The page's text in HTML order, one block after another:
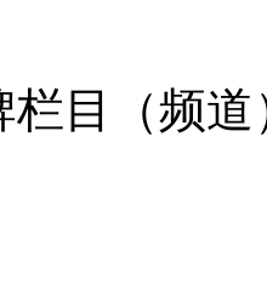
栏目（频道